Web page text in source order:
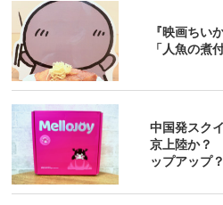
『映画ち
「人魚の煮
中国発スク
京上陸か？
ップアップ？